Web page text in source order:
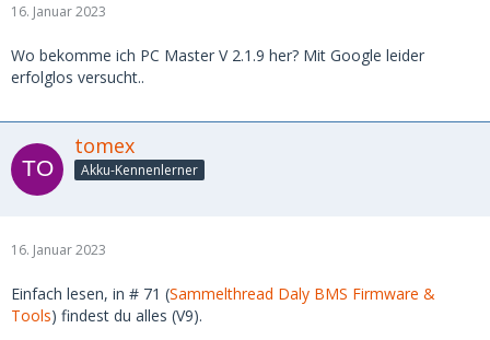
16. Januar 2023
Wo bekomme ich PC Master V 2.1.9 her? Mit Google leider
erfolglos versucht..
tomex
Akku-Kennenlerner
16. Januar 2023
Einfach lesen, in # 71 (Sammelthread Daly BMS Firmware &
Tools) findest du alles (V9).